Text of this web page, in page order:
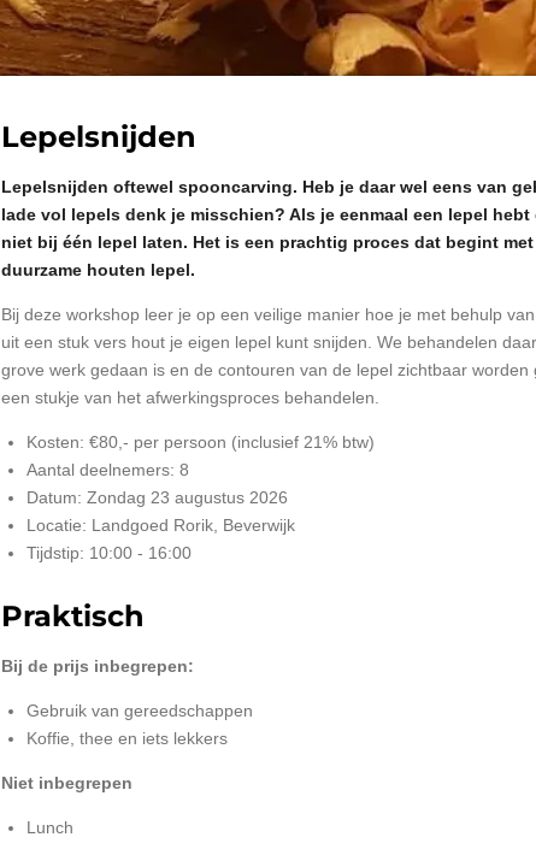
Lepelsnijden
Lepelsnijden oftewel spooncarving. Heb je daar wel eens van
lade vol lepels denk je misschien? Als je eenmaal een lepel
niet bij één lepel laten. Het is een prachtig proces dat begint
duurzame houten lepel.
Bij deze workshop leer je op een veilige manier hoe je met behulp
uit een stuk vers hout je eigen lepel kunt snijden. We behandelen
grove werk gedaan is en de contouren van de lepel zichtbaar
een stukje van het afwerkingsproces behandelen.
Kosten: €80,- per persoon (inclusief 21% btw)
Aantal deelnemers: 8
Datum: Zondag 23 augustus 2026
Locatie: Landgoed Rorik, Beverwijk
Tijdstip: 10:00 - 16:00
Praktisch
Bij de prijs inbegrepen:
Gebruik van gereedschappen
Koffie, thee en iets lekkers
Niet inbegrepen
Lunch